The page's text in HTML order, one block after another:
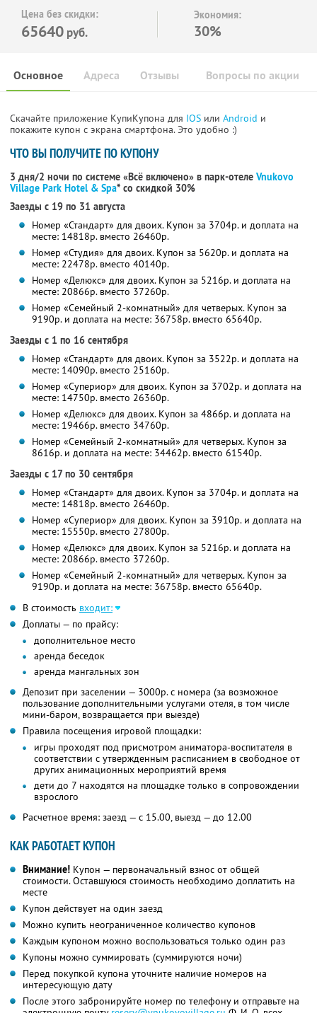
Цена без скидки:
65640 руб.
Экономия:
30%
Основное Отзывы Вопросы по акции
Адреса
Скачайте приложение КупиКупона для IOS или Android и
покажите купон с экрана смартфона. Это удобно :)
ЧТО ВЫ ПОЛУЧИТЕ ПО КУПОНУ
3 дня/2 ночи по системе «Всё включено» в парк-отеле Vnukovo
Village Park Hotel & Spa* со скидкой 30%
Заезды с 19 по 31 августа
Номер «Стандарт» для двоих. Купон за 3704р. и доплата на
месте: 14818р. вместо 26460р.
Номер «Студия» для двоих. Купон за 5620р. и доплата на
месте: 22478р. вместо 40140р.
Номер «Делюкс» для двоих. Купон за 5216р. и доплата на
месте: 20866р. вместо 37260р.
Номер «Семейный 2-комнатный» для четверых. Купон за
9190р. и доплата на месте: 36758р. вместо 65640р.
Заезды с 1 по 16 сентября
Номер «Стандарт» для двоих. Купон за 3522р. и доплата на
месте: 14090р. вместо 25160р.
Номер «Супериор» для двоих. Купон за 3702р. и доплата на
месте: 14750р. вместо 26360р.
Номер «Делюкс» для двоих. Купон за 4866р. и доплата на
месте: 19466р. вместо 34760р.
Номер «Семейный 2-комнатный» для четверых. Купон за
8616р. и доплата на месте: 34462р. вместо 61540р.
Заезды с 17 по 30 сентября
Номер «Стандарт» для двоих. Купон за 3704р. и доплата на
месте: 14818р. вместо 26460р.
Номер «Супериор» для двоих. Купон за 3910р. и доплата на
месте: 15550р. вместо 27800р.
Номер «Делюкс» для двоих. Купон за 5216р. и доплата на
месте: 20866р. вместо 37260р.
Номер «Семейный 2-комнатный» для четверых. Купон за
9190р. и доплата на месте: 36758р. вместо 65640р.
В стоимость входит:
Доплаты — по прайсу:
дополнительное место
аренда беседок
аренда мангальных зон
Депозит при заселении — 3000р. с номера (за возможное
пользование дополнительными услугами отеля, в том числе
мини-баром, возвращается при выезде)
Правила посещения игровой площадки:
игры проходят под присмотром аниматора-воспитателя в
соответствии с утвержденным расписанием в свободное от
других анимационных мероприятий время
дети до 7 находятся на площадке только в сопровождении
взрослого
Расчетное время: заезд — с 15.00, выезд — до 12.00
КАК РАБОТАЕТ КУПОН
Внимание! Купон — первоначальный взнос от общей
стоимости. Оставшуюся стоимость необходимо доплатить на
месте
Купон действует на один заезд
Можно купить неограниченное количество купонов
Каждым купоном можно воспользоваться только один раз
Купоны можно суммировать (суммируются ночи)
Перед покупкой купона уточните наличие номеров на
интересующую дату
После этого забронируйте номер по телефону и отправьте на